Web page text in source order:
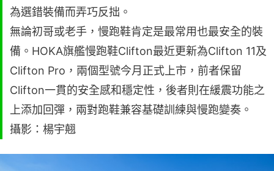
為選錯裝備而弄巧反拙。
無論初哥或老手，慢跑鞋肯定是最常用也最安全的裝
備。HOKA旗艦慢跑鞋Clifton最近更新為Clifton 11及
Clifton Pro，兩個型號今月正式上市，前者保留
Clifton一貫的安全感和穩定性，後者則在緩震功能之
上添加回彈，兩對跑鞋兼容基礎訓練與慢跑變奏。
攝影：楊宇翹